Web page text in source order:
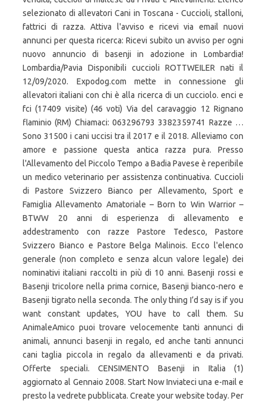
selezionato di allevatori Cani in Toscana - Cuccioli, stalloni,
fattrici di razza. Attiva l'avviso e ricevi via email nuovi
annunci per questa ricerca: Ricevi subito un avviso per ogni
nuovo annuncio di basenji in adozione in Lombardia!
Lombardia/Pavia Disponibili cuccioli ROTTWEILER nati il
12/09/2020. Expodog.com mette in connessione gli
allevatori italiani con chi è alla ricerca di un cucciolo. enci e
fci (17409 visite) (46 voti) Via del caravaggio 12 Rignano
flaminio (RM) Chiamaci: 063296793 3382359741 Razze …
Sono 31500 i cani uccisi tra il 2017 e il 2018. Alleviamo con
amore e passione questa antica razza pura. Presso
l'Allevamento del Piccolo Tempo a Badia Pavese è reperibile
un medico veterinario per assistenza continuativa. Cuccioli
di Pastore Svizzero Bianco per Allevamento, Sport e
Famiglia Allevamento Amatoriale – Born to Win Warrior –
BTWW 20 anni di esperienza di allevamento e
addestramento con razze Pastore Tedesco, Pastore
Svizzero Bianco e Pastore Belga Malinois. Ecco l'elenco
generale (non completo e senza alcun valore legale) dei
nominativi italiani raccolti in più di 10 anni. Basenji rossi e
Basenji tricolore nella prima cornice, Basenji bianco-nero e
Basenji tigrato nella seconda. The only thing I’d say is if you
want constant updates, YOU have to call them. Su
AnimaleAmico puoi trovare velocemente tanti annunci di
animali, annunci basenji in regalo, ed anche tanti annunci
cani taglia piccola in regalo da allevamenti e da privati.
Offerte speciali. CENSIMENTO Basenji in Italia (1)
aggiornato al Gennaio 2008. Start Now Inviateci una e-mail e
presto la vedrete pubblicata. Create your website today. Per